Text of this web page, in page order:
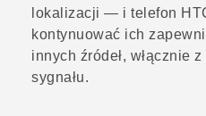
lokalizacji — i telefon
kontynuować ich
innych źródeł, włącznie z
sygnału.